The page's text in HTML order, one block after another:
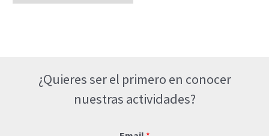
¿Quieres ser el primero en conocer
nuestras actividades?